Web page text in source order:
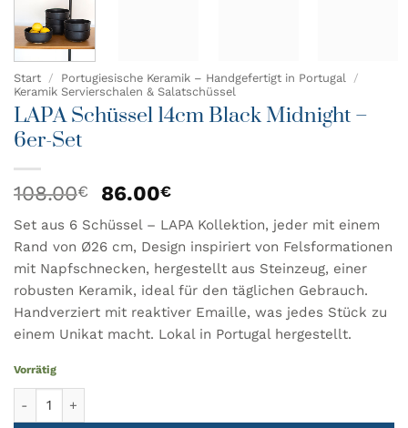
Start / Portugiesische Keramik – Handgefertigt in Portugal
/
Keramik Servierschalen & Salatschüssel
LAPA Schüssel 14cm Black Midnight –
6er-Set
108.00€
Ursprünglicher
war:
108.00€
86.00€Aktueller
ist:
86.00€.
Set aus 6 Schüssel – LAPA Kollektion, jeder mit einem
Rand von Ø26 cm, Design inspiriert von Felsformationen
mit Napfschnecken, hergestellt aus Steinzeug, einer
robusten Keramik, ideal für den täglichen Gebrauch.
Handverziert mit reaktiver Emaille, was jedes Stück zu
einem Unikat macht. Lokal in Portugal hergestellt.
Vorrätig